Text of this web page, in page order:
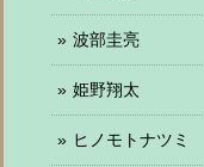
波部圭亮
姫野翔太
ヒノモトナツミ